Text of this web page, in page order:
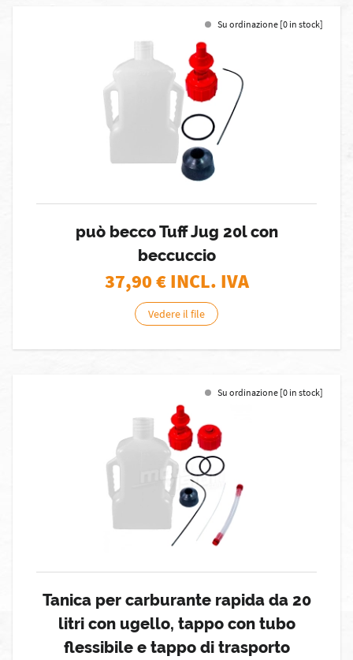
Su ordinazione [0 in stock]
può becco Tuff Jug 20l con
beccuccio
37,90€ INCL. IVA
Vedere il file
Su ordinazione [0 in stock]
Tanica per carburante rapida da 20
litri con ugello, tappo con tubo
flessibile e tappo di trasporto